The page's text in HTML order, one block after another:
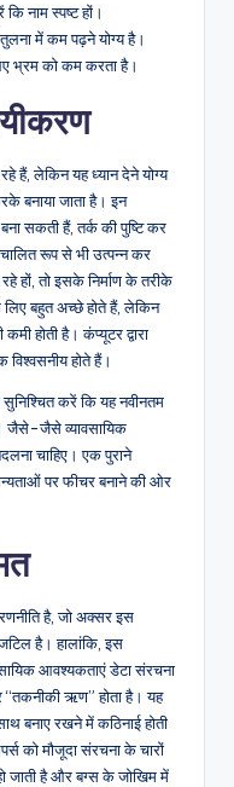
नाम स्पष्ट हों।
में कम पढ़ने योग्य है।
भ्रम को कम करता है।
रहे हैं, लेकिन यह ध्यान देने योग्य
बनाया जाता है। इन
सकती हैं, तर्क की पुष्टि कर
रूप से भी उत्पन्न कर
तो इसके निर्माण के तरीके
लिए बहुत अच्छे होते हैं, लेकिन
होती है। कंप्यूटर द्वारा
होते हैं।
करें कि यह नवीनतम
जैसे-जैसे व्यावसायिक
चाहिए। एक पुराने
पर फीचर बनाने की ओर
है, जो अक्सर इस
है। हालांकि, इस
आवश्यकताएं डेटा संरचना
“तकनीकी ऋण” होता है। यह
बनाए रखने में कठिनाई होती
को मौजूदा संरचना के चारों
जाती है और बग्स के जोखिम में